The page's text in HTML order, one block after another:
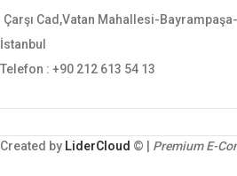
Çarşı Cad,Vatan Mahallesi-Bayrampaşa-
İstanbul
Telefon : +90 212 613 54 13
Created by LiderCloud © | Premium E-